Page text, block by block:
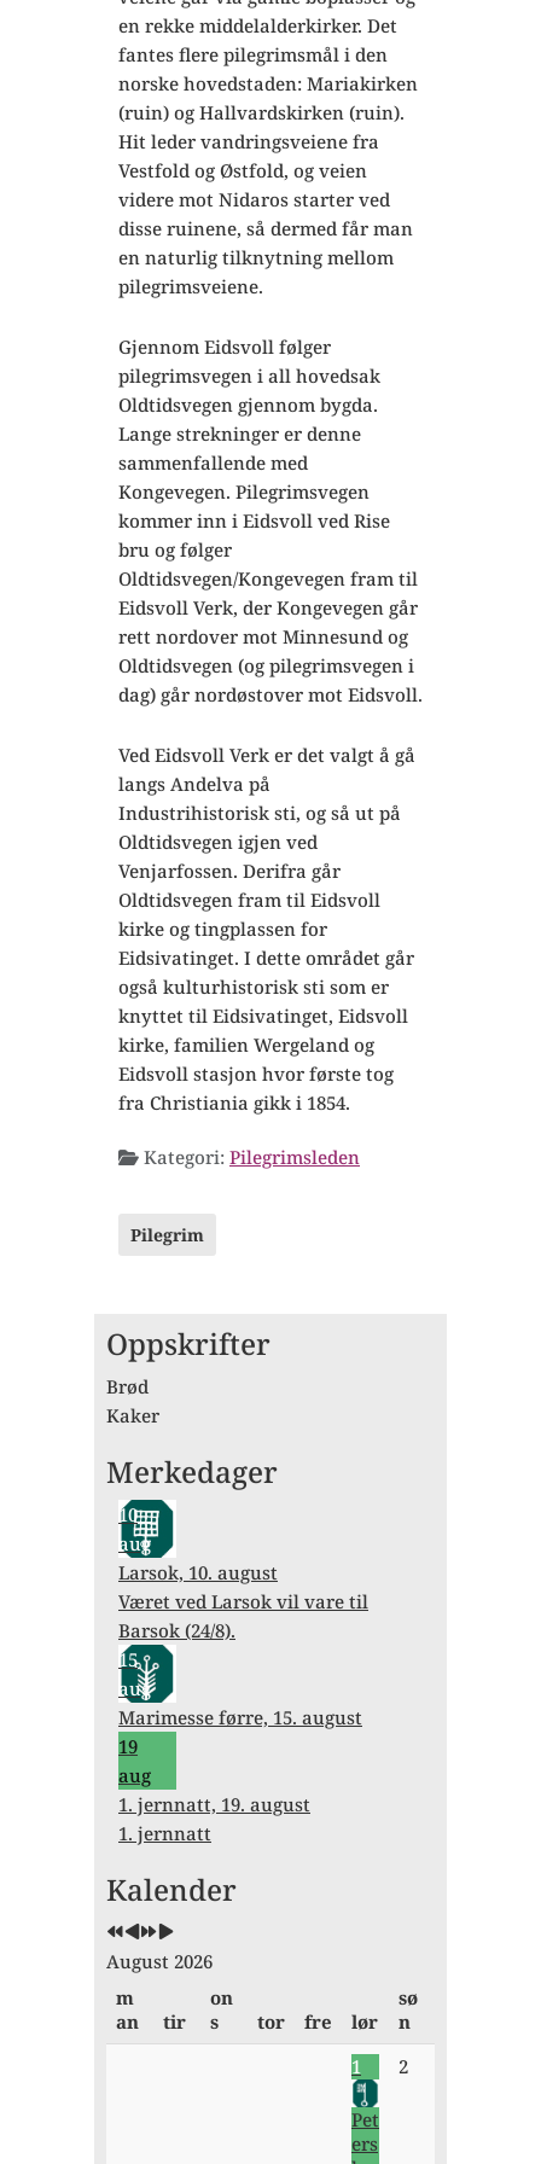
en rekke middelalderkirker. Det
fantes flere pilegrimsmål i den
norske hovedstaden: Mariakirken
(ruin) og Hallvardskirken (ruin).
Hit leder vandringsveiene fra
Vestfold og Østfold, og veien
videre mot Nidaros starter ved
disse ruinene, så dermed får man
en naturlig tilknytning mellom
pilegrimsveiene.
Gjennom Eidsvoll følger
pilegrimsvegen i all hovedsak
Oldtidsvegen gjennom bygda.
Lange strekninger er denne
sammenfallende med
Kongevegen. Pilegrimsvegen
kommer inn i Eidsvoll ved Rise
bru og følger
Oldtidsvegen/Kongevegen fram til
Eidsvoll Verk, der Kongevegen går
rett nordover mot Minnesund og
Oldtidsvegen (og pilegrimsvegen i
dag) går nordøstover mot Eidsvoll.
Ved Eidsvoll Verk er det valgt å gå
langs Andelva på
Industrihistorisk sti, og så ut på
Oldtidsvegen igjen ved
Venjarfossen. Derifra går
Oldtidsvegen fram til Eidsvoll
kirke og tingplassen for
Eidsivatinget. I dette området går
også kulturhistorisk sti som er
knyttet til Eidsivatinget, Eidsvoll
kirke, familien Wergeland og
Eidsvoll stasjon hvor første tog
fra Christiania gikk i 1854.
Kategori: Pilegrimsleden
Pilegrim
Oppskrifter
Brød
Kaker
Merkedager
10
aug
Larsok, 10. august
Været ved Larsok vil vare til
Barsok (24/8).
15
aug
Marimesse førre, 15. august
19
aug
1. jernnatt, 19. august
1. jernnatt
Kalender
årmåned
årmåned
August 2026
m
an
tir
on
s
tor fre lør
sø
n
1
Pet
ers
2